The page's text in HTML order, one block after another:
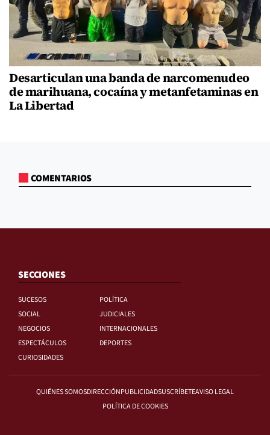
Desarticulan una banda de narcomenudeo
de marihuana, cocaína y metanfetaminas en
La Libertad
COMENTARIOS
SECCIONES
SUCESOS
POLÍTICA
SOCIAL
JUDICIALES
NEGOCIOS
INTERNACIONALES
ESPECTÁCULOS
DEPORTES
CURIOSIDADES
QUIÉNES SOMOSDIRECCIÓNPUBLICIDADSUSCRÍBETEAVISO LEGAL
POLÍTICA DE COOKIES